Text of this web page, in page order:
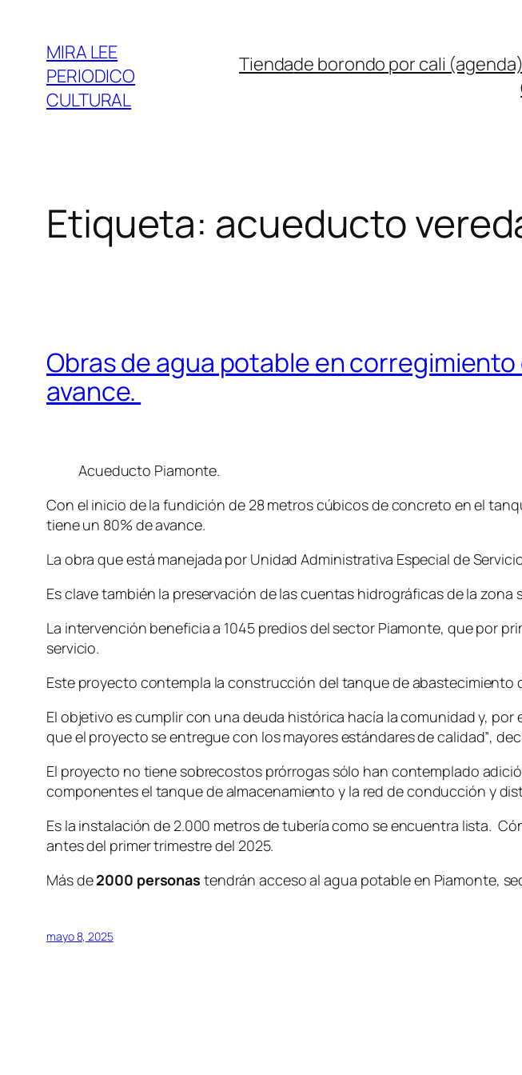
contenido
MIRA LEE
PERIODICO
CULTURAL
Tiendade borondo por cali (agenda)
Etiqueta: acueducto
Obras de agua potable en
avance.
Acueducto Piamonte.
Con el inicio de la fundición de 28 metros cúbicos de concreto en el
tiene un 80% de avance.
La obra que está manejada por Unidad Administrativa Especial de
Es clave también la preservación de las cuentas hidrográficas de la zona
La intervención beneficia a 1045 predios del sector Piamonte, que por
servicio.
Este proyecto contempla la construcción del tanque de
El objetivo es cumplir con una deuda histórica hacía la comunidad y,
que el proyecto se entregue con los mayores estándares de calidad”,
El proyecto no tiene sobrecostos prórrogas sólo han contemplado
componentesel tanque de almacenamiento y la red de conducción y
Es la instalación de 2.000 metros de tubería como se encuentra lista.
antes del primer trimestre del 2025.
Más de2000 personas tendrán acceso al agua potable en Piamonte,
mayo 8, 2025